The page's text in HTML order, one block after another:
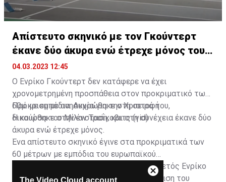
Απίστευτο σκηνικό με τον Γκούντερτ
έκανε δύο άκυρα ενώ έτρεχε μόνος του
(vid)
04.03.2023 12:45
Ο Ενρίκο Γκούντερτ δεν κατάφερε να έχει
χρονομετρημένη προσπάθεια στον προκριματικό των
60μ. με εμπόδια. Ακυρώθηκε στη σειρά του,
δικαιώθηκε στην ένσταση, και στη συνέχεια έκανε δύο
άκυρα ενώ έτρεχε μόνος.
Πρόκριση με ανησυχία για την Χριστοφή
Η κούρσα του Μίλαν Τραΐκοβιτς (vid)
Ένα απίστευτο σκηνικό έγινε στα προκριματικά των
60 μέτρων με εμπόδια του ευρωπαϊκού
πρωταθλήματος κλειστού στίβου. Ο Ελβετός Ενρίκο
Γκούντερτ, ο οποίος απείλησε την πρόκριση του